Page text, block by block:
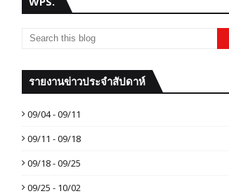
รายงานข่าวประจำสัปดาห์
09/04 - 09/11
09/11 - 09/18
09/18 - 09/25
09/25 - 10/02